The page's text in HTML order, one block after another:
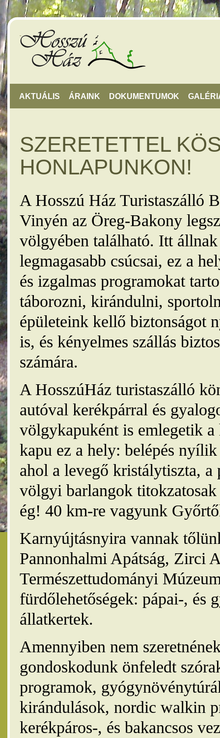
AKTUÁLIS ÁRAINK DOKUMENTUMOK
SZERETETTEL
HONLAPUNKON!
A Hosszú Ház Turistaszálló
Vinyén az Öreg-Bakony
völgyében található. Itt
legmagasabb csúcsai, ez a
és izgalmas programokat
táborozni, kirándulni,
épületeink kellő biztonságot
is, és kényelmes szállás
számára.
A HosszúHáz turistaszálló
autóval kerékpárral és
völgykapuként is emlegetik
kapu ez a hely: belépés
ahol a levegő kristálytiszta, a
völgyi barlangok
ég! 40 km-re vagyunk
Karnyújtásnyira vannak
Pannonhalmi Apátság, Zirci
Természettudományi
fürdőlehetőségek: pápai-, és
állatkertek.
Amennyiben nem
gondoskodunk önfeledt
programok,
kirándulások, nordic walkin
kerékpáros-, és bakancsos